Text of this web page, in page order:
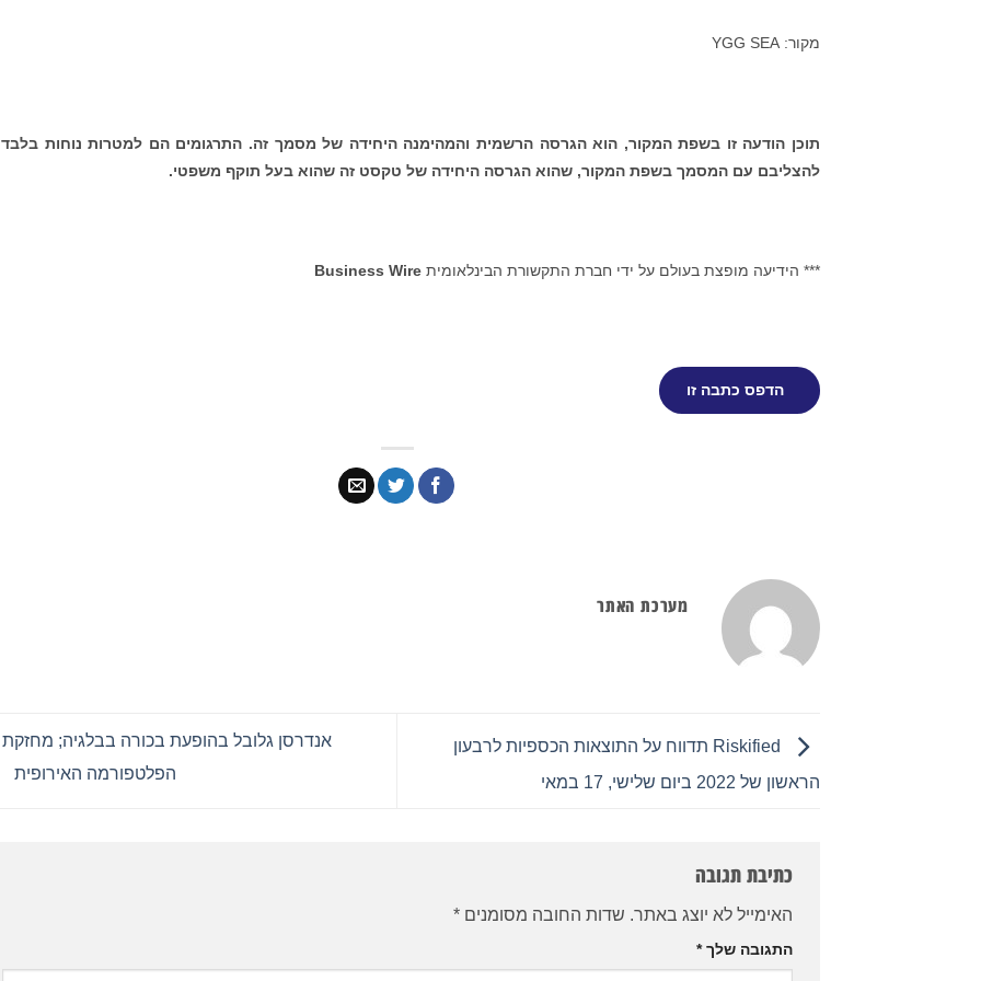
מקור: YGG SEA
תוכן הודעה זו בשפת המקור, הוא הגרסה הרשמית והמהימנה היחידה של מסמך זה. התרגומים הם למטרות נוחות בלבד
להצליבם עם המסמך בשפת המקור, שהוא הגרסה היחידה של טקסט זה שהוא בעל תוקף משפטי.
*** הידיעה מופצת בעולם על ידי חברת התקשורת הבינלאומית Business Wire
הדפס כתבה זו
מערכת האתר
Riskified תדווח על התוצאות הכספיות לרבעון
הראשון של 2022 ביום שלישי, 17 במאי
אנדרסן גלובל בהופעת בכורה בבלגיה;
הפלטפורמה האירופית
כתיבת תגובה
האימייל לא יוצג באתר. שדות החובה מסומנים *
התגובה שלך*